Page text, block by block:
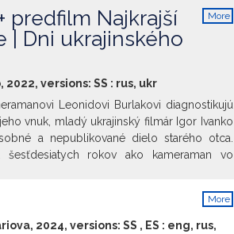
More
predfilm Najkrajší
| Dni ukrajinského
2022, versions: SS : rus, ukr
Leonidovi Burlakovi diagnostikujú
vnuk, mladý ukrajinský filmár Igor Ivanko
a nepublikované dielo starého otca.
šesťdesiatych rokov ako kameraman vo
starého otca skôr, ako sa nenávratne stratia.
dokumentom Róberta MihályhoNajkrajší
More
2024, versions: SS , ES : eng, rus,